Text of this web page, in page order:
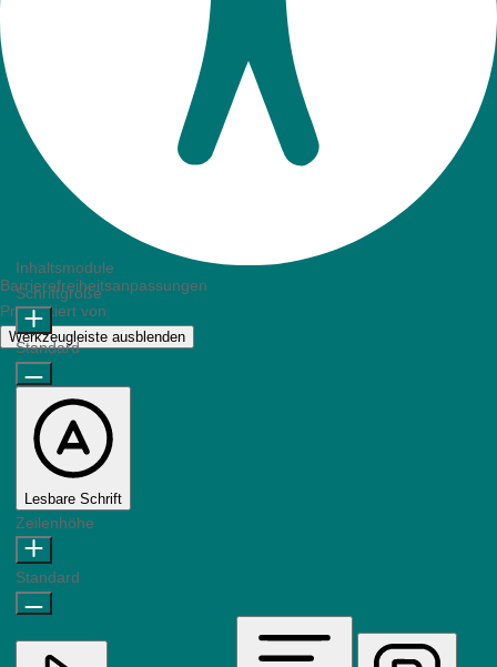
Barrierefreiheitsanpassungen
Präsentiert von
Werkzeugleiste ausblenden
Inhaltsmodule
Schriftgröße
Standard
Lesbare Schrift
Zeilenhöhe
Standard